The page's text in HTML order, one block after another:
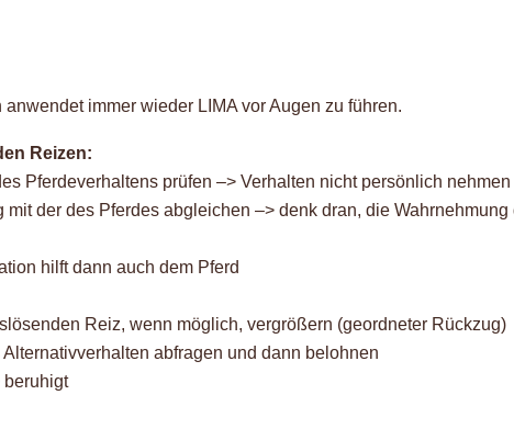
immer wieder LIMA vor Augen zu führen.
Reizen:
Pferdeverhaltens prüfen –> Verhalten nicht persönlich nehmen
mit der des Pferdes abgleichen –> denk dran, die
hilft dann auch dem Pferd
Reiz, wenn möglich, vergrößern (geordneter Rückzug)
abfragen und dann belohnen
beruhigt